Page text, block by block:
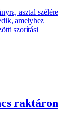
asztal szélére
amelyhez
szorítási
raktáron